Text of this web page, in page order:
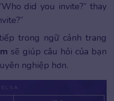
did you invite?” thay
trong ngữ cảnh trang
sẽ giúp câu hỏi của bạn
nghiệp hơn.